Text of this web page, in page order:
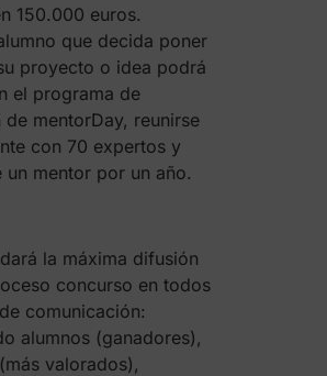
150.000 euros.
que decida poner
proyecto o idea podrá
el programa de
mentorDay, reunirse
con 70 expertos y
un mentor por un año.
la máxima difusión
concurso en todos
comunicación:
alumnos (ganadores),
valorados),